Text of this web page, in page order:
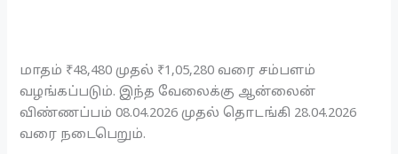
மாதம் ₹48,480 முதல் ₹1,05,280 வரை சம்பளம்
வழங்கப்படும். இந்த வேலைக்கு ஆன்லைன்
விண்ணப்பம் 08.04.2026 முதல் தொடங்கி 28.04.2026
வரை நடைபெறும்.